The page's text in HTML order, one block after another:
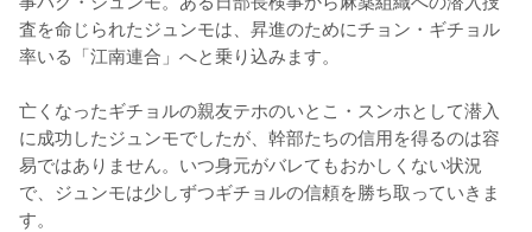
査を命じられたジュンモは、昇進のためにチョン・ギチョル
率いる「江南連合」へと乗り込みます。
亡くなったギチョルの親友テホのいとこ・スンホとして潜入
に成功したジュンモでしたが、幹部たちの信用を得るのは容
易ではありません。いつ身元がバレてもおかしくない状況
で、ジュンモは少しずつギチョルの信頼を勝ち取っていきま
す。